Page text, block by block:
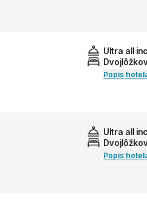
Ultra all
Popis
Ultra all
Popis